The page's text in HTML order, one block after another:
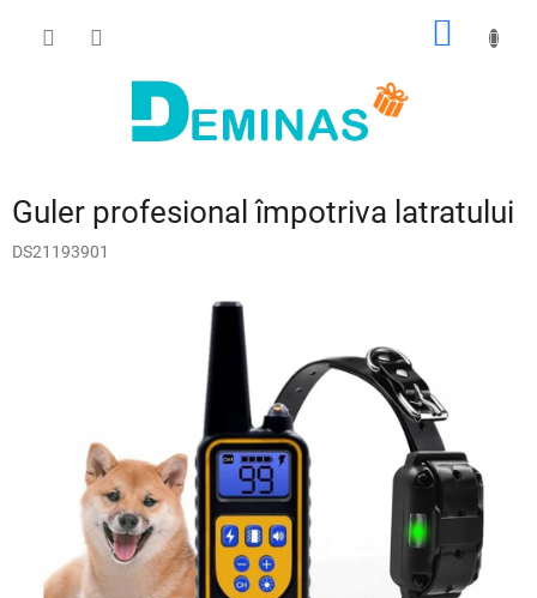
COŞ
Guler profesional împotriva latratului
DS21193901